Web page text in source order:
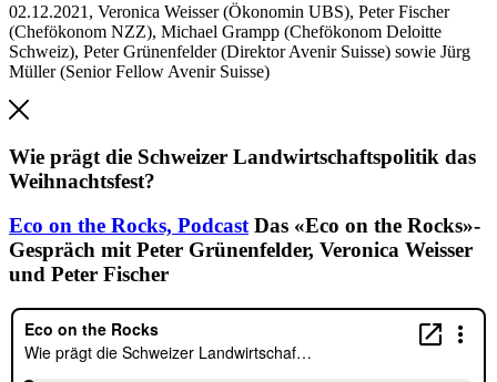
02.12.2021 , Veronica Weisser (Ökonomin UBS), Peter Fischer
(Chefökonom NZZ), Michael Grampp (Chefökonom Deloitte
Schweiz), Peter Grünenfelder (Direktor Avenir Suisse) sowie Jürg
Müller (Senior Fellow Avenir Suisse)
Wie prägt die Schweizer Landwirtschaftspolitik das
Weihnachtsfest?
Eco on the Rocks, Podcast Das «Eco on the Rocks»-
Gespräch mit Peter Grünenfelder, Veronica Weisser
und Peter Fischer